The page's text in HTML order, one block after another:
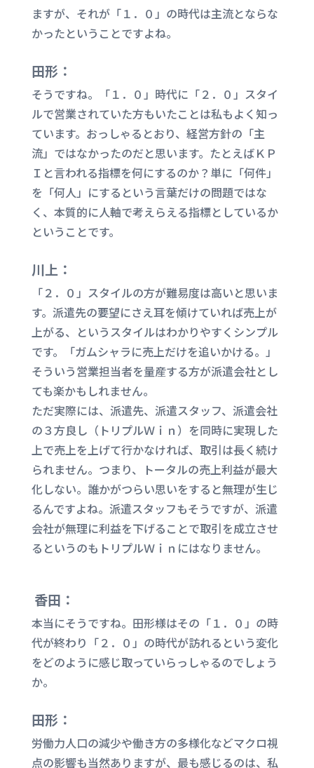
ますが、それが「１．０」の時代は主流とならな
かったということですよね。
田形：
そうですね。「１．０」時代に「２．０」スタイ
ルで営業されていた方もいたことは私もよく知っ
ています。おっしゃるとおり、経営方針の「主
流」ではなかったのだと思います。たとえばＫＰ
Ｉと言われる指標を何にするのか？単に「何件」
を「何人」にするという言葉だけの問題ではな
く、本質的に人軸で考えらえる指標としているか
ということです。
川上：
「２．０」スタイルの方が難易度は高いと思いま
す。派遣先の要望にさえ耳を傾けていれば売上が
上がる、というスタイルはわかりやすくシンプル
です。「ガムシャラに売上だけを追いかける。」
そういう営業担当者を量産する方が派遣会社とし
ても楽かもしれません。
ただ実際には、派遣先、派遣スタッフ、派遣会社
の３方良し（トリプルＷｉｎ）を同時に実現した
上で売上を上げて行かなければ、取引は長く続け
られません。つまり、トータルの売上利益が最大
化しない。誰かがつらい思いをすると無理が生じ
るんですよね。派遣スタッフもそうですが、派遣
会社が無理に利益を下げることで取引を成立させ
るというのもトリプルＷｉｎにはなりません。
香田：
本当にそうですね。田形様はその「１．０」の時
代が終わり「２．０」の時代が訪れるという変化
をどのように感じ取っていらっしゃるのでしょう
か。
田形：
労働力人口の減少や働き方の多様化などマクロ視
点の影響も当然ありますが、最も感じるのは、私